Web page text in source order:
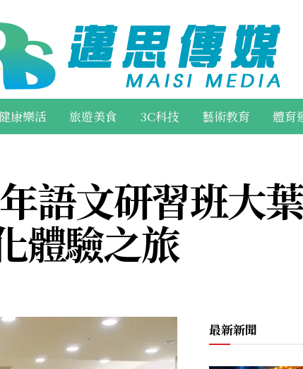
康樂活 旅遊美食 3C科技 藝術教育 體育
語文研習班大
體驗之旅
最新新聞